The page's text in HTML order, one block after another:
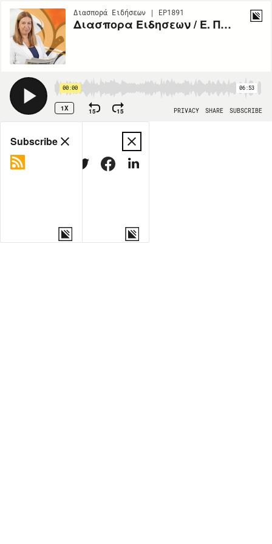
Διασπορά Ειδήσεων | EP1891
Διασπορα Ειδησεων / Ε. Πιπη / 5-3
00:00 06:53
1X 15 15 PRIVACY SHARE SUBSCRIBE
Share
MORE OPTIONS
Subscribe